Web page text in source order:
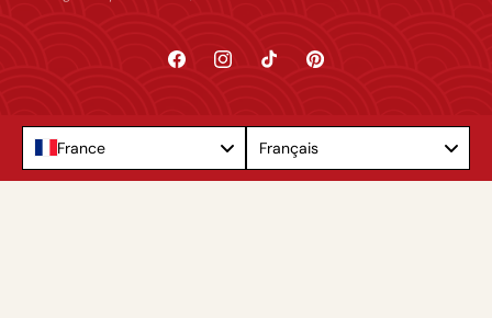
FacebookInstagramTikTok Pinterest
France Français